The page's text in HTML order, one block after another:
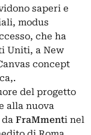
saperi e
modus
che ha
Uniti, a New
concept
del progetto
alla nuova
FraMmenti nel